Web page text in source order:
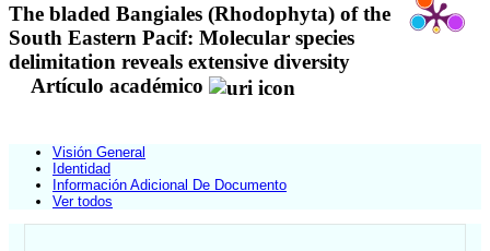
The bladed Bangiales (Rhodophyta) of the
South Eastern Pacif: Molecular species
delimitation reveals extensive diversity
Artículo académico
Visión General
Identidad
Información Adicional De Documento
Ver todos